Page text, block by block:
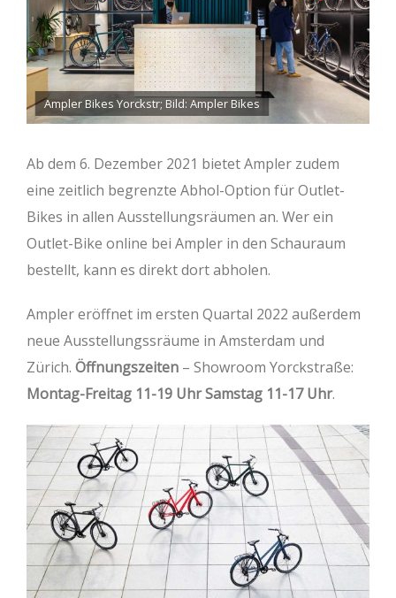
Ampler Bikes Yorckstr; Bild: Ampler Bikes
Ab dem 6. Dezember 2021 bietet Ampler zudem
eine zeitlich begrenzte Abhol-Option für Outlet-
Bikes in allen Ausstellungsräumen an. Wer ein
Outlet-Bike online bei Ampler in den Schauraum
bestellt, kann es direkt dort abholen.
Ampler eröffnet im ersten Quartal 2022 außerdem
neue Ausstellungssräume in Amsterdam und
Zürich. Öffnungszeiten – Showroom Yorckstraße:
Montag-Freitag 11-19 Uhr Samstag 11-17 Uhr.